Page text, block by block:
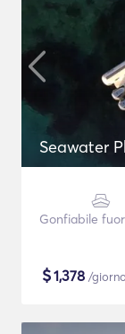
Seawater
Gonfiabile
$1,378 /giorno